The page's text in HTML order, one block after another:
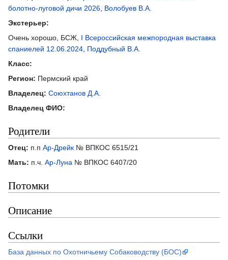
болотно-луговой дичи 2026 Волобуев В.А.
Экстерьер:
Очень хорошо, БСЖ, I Всероссийская межпородная выставка
спаниелей 12.06.2024 Поддубный В.А.
Класс:
Регион: Пермский край
Владелец: Союхтанов Д.А.
Владелец ФИО:
Родители
Отец: п.п Ар-Дрейк № ВПКОС 6515/21
Мать: п.ч. Ар-Луна № ВПКОС 6407/20
Потомки
Описание
Ссылки
База данных по Охотничьему Собаководству (БОС)